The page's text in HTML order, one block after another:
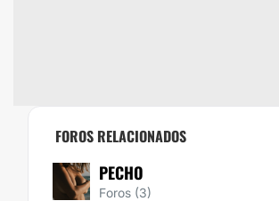
FOROS RELACIONADOS
PECHO
Foros (3)